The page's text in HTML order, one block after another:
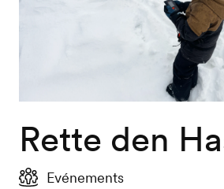
Rette den
Evénements